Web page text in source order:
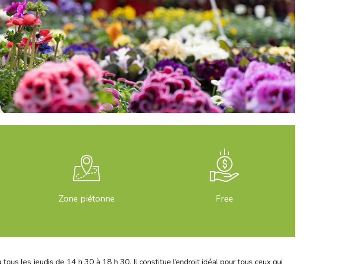
Zone piétonne Free